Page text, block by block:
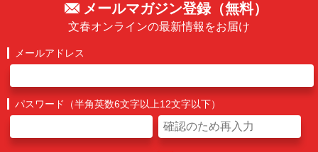
メールマガジン登録（無料）
文春オンラインの最新情報をお届け
メールアドレス
パスワード（半角英数6文字以上12文字以下）